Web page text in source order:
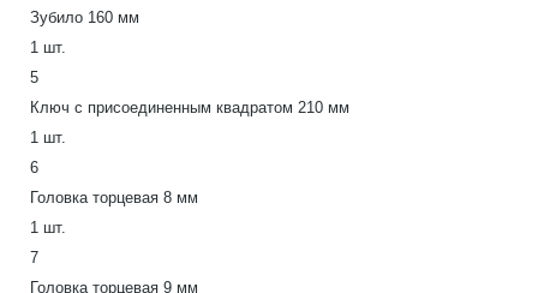
Зубило 160 мм
1 шт.
5
Ключ с присоединенным квадратом 210 мм
1 шт.
6
Головка торцевая 8 мм
1 шт.
7
Головка торцевая 9 мм